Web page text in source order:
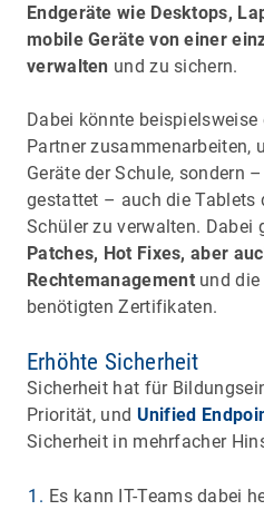
Endgeräte wie Desktops,
mobile Geräte von einer
verwalten und zu sichern.
Dabei könnte
Partner zusammenarbeiten,
Geräte der Schule, sondern
gestattet – auch die Tablets
Schüler zu verwalten. Dabei
Patches, Hot Fixes, aber
Rechtemanagementund die
benötigten Zertifikaten.
Erhöhte Sicherheit
Sicherheit hat für
Priorität, und Unified
Sicherheit in mehrfacher
Es kann IT-Teams dabei